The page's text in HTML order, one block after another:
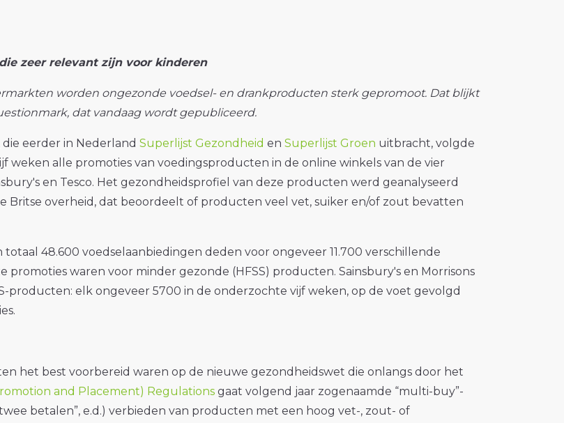
zeer relevant zijn voor kinderen
worden ongezonde voedsel- en drankproducten sterk gepromoot. Dat blijkt
dat vandaag wordt gepubliceerd.
eerder in Nederland Superlijst Gezondheid en Superlijst Groen uitbracht, volgde
weken alle promoties van voedingsproducten in de online winkels van de vier
en Tesco. Het gezondheidsprofiel van deze producten werd geanalyseerd
Britse overheid, dat beoordeelt of producten veel vet, suiker en/of zout bevatten
48.600 voedselaanbiedingen deden voor ongeveer 11.700 verschillende
promoties waren voor minder gezonde (HFSS) producten. Sainsbury's en Morrisons
producten: elk ongeveer 5700 in de onderzochte vijf weken, op de voet gevolgd
het best voorbereid waren op de nieuwe gezondheidswet die onlangs door het
and Placement) Regulations gaat volgend jaar zogenaamde “multi-buy”-
betalen”, e.d.) verbieden van producten met een hoog vet-, zout- of